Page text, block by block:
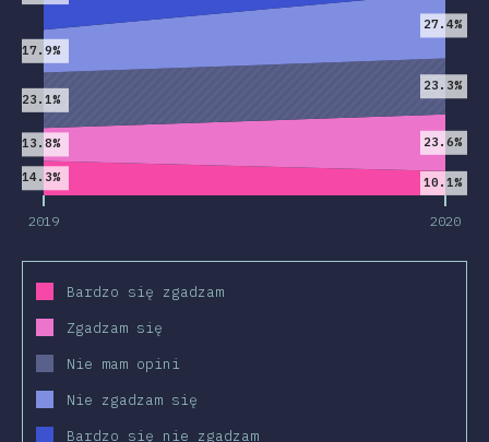
2019 2020
14.3% 10.1%
13.8% 23.6%
23.1%
23.3%
17.9%
27.4%
Bardzo się zgadzam
Zgadzam się
Nie mam opini
Nie zgadzam się
Bardzo się nie zgadzam